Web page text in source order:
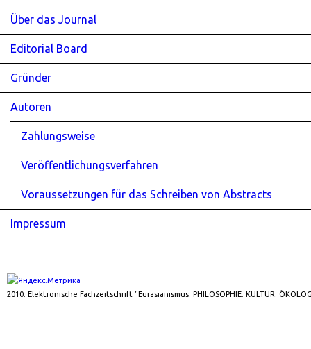
Über das Journal
Editorial Board
Gründer
Autoren
Zahlungsweise
Veröffentlichungsverfahren
Voraussetzungen für das Schreiben von Abstracts
Impressum
2010. Elektronische Fachzeitschrift "Eurasianismus: PHILOSOPHIE. KULTUR.